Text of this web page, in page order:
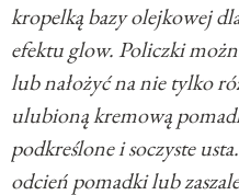
kropelką bazy olejkowej
efektu glow. Policzki
lub nałożyć na nie tylko
ulubioną kremową
podkreślone i soczyste
odcień pomadki lub